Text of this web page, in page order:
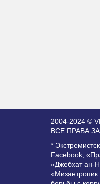
2004-2024 ©
ВСЕ ПРАВА
*
Facebook,
«Джебхат ан-